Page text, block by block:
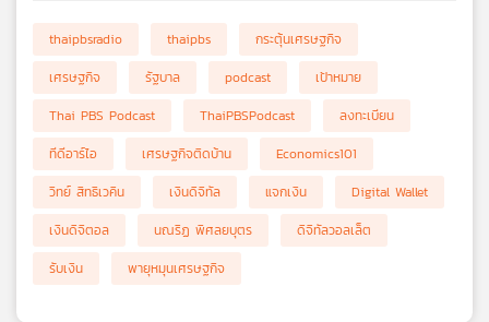
thaipbsradio thaipbs
กระตุ้นเศรษฐกิจ
เศรษฐกิจ
รัฐบาล podcast
เป้าหมาย
Thai PBS Podcast
ThaiPBSPodcast
ลงทะเบียน
ทีดีอาร์ไอ
เศรษฐกิจติดบ้าน
Economics101
วิทย์ สิทธิเวคิน
เงินดิจิทัล แจกเงิน
Digital Wallet
เงินดิจิตอล
นณริฏ พิศลยบุตร
ดิจิทัลวอลเล็ต
รับเงิน
พายุหมุนเศรษฐกิจ